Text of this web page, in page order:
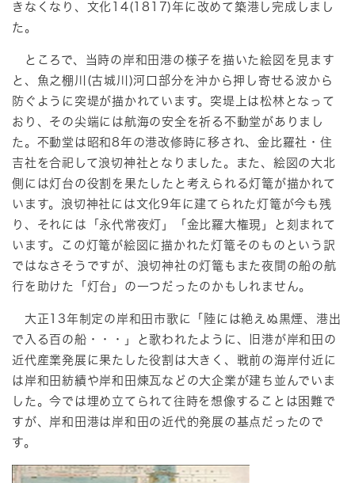
きなくなり、文化14(1817)年に改めて築港し完成しまし
た。
ところで、当時の岸和田港の様子を描いた絵図を見ます
と、魚之棚川(古城川)河口部分を沖から押し寄せる波から
防ぐように突堤が描かれています。突堤上は松林となって
おり、その尖端には航海の安全を祈る不動堂がありまし
た。不動堂は昭和8年の港改修時に移され、金比羅社・住
吉社を合祀して浪切神社となりました。また、絵図の大北
側には灯台の役割を果たしたと考えられる灯篭が描かれて
います。浪切神社には文化9年に建てられた灯篭が今も残
り、それには「永代常夜灯」「金比羅大権現」と刻まれて
います。この灯篭が絵図に描かれた灯篭そのものという訳
ではなさそうですが、浪切神社の灯篭もまた夜間の船の航
行を助けた「灯台」の一つだったのかもしれません。
大正13年制定の岸和田市歌に「陸には絶えぬ黒煙、港出
で入る百の船・・・」と歌われたように、旧港が岸和田の
近代産業発展に果たした役割は大きく、戦前の海岸付近に
は岸和田紡績や岸和田煉瓦などの大企業が建ち並んでいま
した。今では埋め立てられて往時を想像することは困難で
すが、岸和田港は岸和田の近代的発展の基点だったので
す。